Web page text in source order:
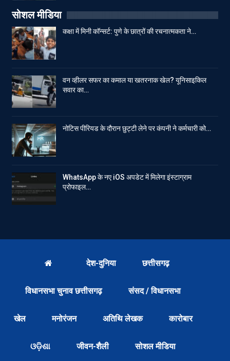
सोशल मीडिया
कक्षा में मिनी कॉन्सर्ट: पुणे के छात्रों की रचनात्मकता ने…
वन व्हीलर सफर का कमाल या खतरनाक खेल? यूनिसाइकिल
सवार का…
नोटिस पीरियड के दौरान छुट्टी लेने पर कंपनी ने कर्मचारी को…
WhatsApp के नए iOS अपडेट में मिलेगा इंस्टाग्राम
प्रोफाइल…
देश-दुनिया छत्तीसगढ़
विधानसभा चुनाव छत्तीसगढ़ संसद / विधानसभा
खेल मनोरंजन अतिथि लेखक कारोबार
ଓଡ଼ିଶା जीवन-शैली सोशल मीडिया